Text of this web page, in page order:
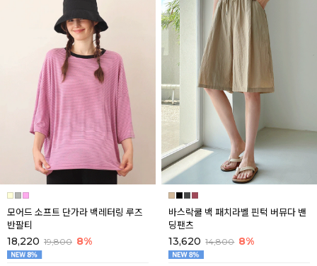
모어드 소프트 단가라 백레터링 루즈
반팔티
18,220 19,800 8%
바스락쿨 백 패치라벨 핀턱 버뮤다 밴
딩팬츠
13,620 14,800 8%